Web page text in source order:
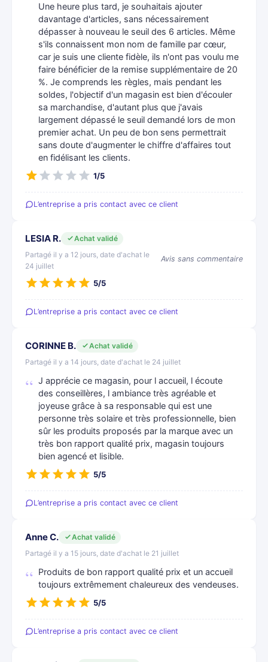
Une heure plus tard, je souhaitais ajouter
davantage d'articles, sans nécessairement
dépasser à nouveau le seuil des 6 articles. Même
s'ils connaissent mon nom de famille par cœur,
car je suis une cliente fidèle, ils n'ont pas voulu me
faire bénéficier de la remise supplémentaire de 20
%. Je comprends les règles, mais pendant les
soldes, l'objectif d'un magasin est bien d'écouler
sa marchandise, d'autant plus que j'avais
largement dépassé le seuil demandé lors de mon
premier achat. Un peu de bon sens permettrait
sans doute d'augmenter le chiffre d'affaires tout
en fidélisant les clients.
1/5
L’entreprise a pris contact avec ce client
LESIA R.
Achat validé
Partagé il y a 12 jours, date d'achat le
24 juillet
Avis sans commentaire
5/5
L’entreprise a pris contact avec ce client
CORINNE B.
Achat validé
Partagé il y a 14 jours, date d'achat le 24 juillet
J apprécie ce magasin, pour l accueil, l écoute
des conseillères, l ambiance très agréable et
joyeuse grâce à sa responsable qui est une
personne très solaire et très professionnelle, bien
sûr les produits proposés par la marque avec un
très bon rapport qualité prix, magasin toujours
bien agencé et lisible.
5/5
L’entreprise a pris contact avec ce client
Anne C.
Achat validé
Partagé il y a 15 jours, date d'achat le 21 juillet
Produits de bon rapport qualité prix et un accueil
toujours extrêmement chaleureux des vendeuses.
5/5
L’entreprise a pris contact avec ce client